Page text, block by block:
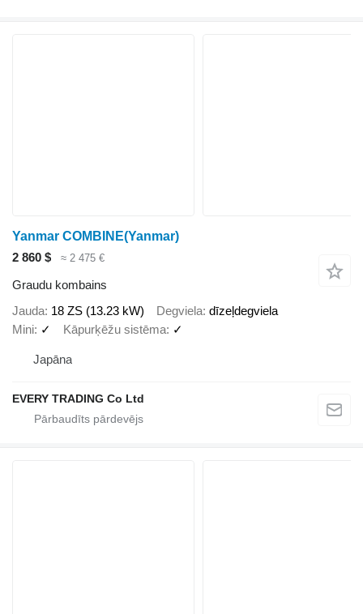
Yanmar COMBINE(Yanmar)
2 860 $
≈ 2 475 €
Graudu kombains
Jauda 18 ZS (13.23 kW) Degviela dīzeļdegviela
Mini ✓ Kāpurķēžu sistēma ✓
Japāna
EVERY TRADING Co Ltd